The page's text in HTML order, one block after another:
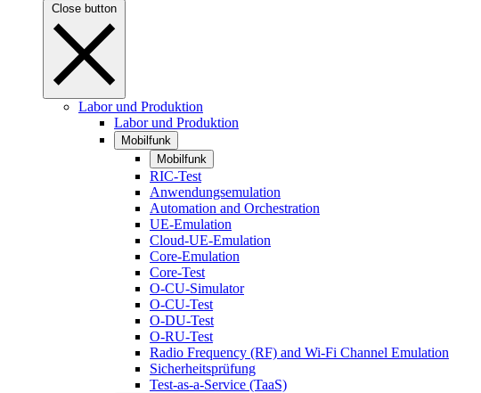
Close button
Labor und Produktion
Labor und Produktion
Mobilfunk
Mobilfunk
RIC-Test
Anwendungsemulation
Automation and Orchestration
UE-Emulation
Cloud-UE-Emulation
Core-Emulation
Core-Test
O-CU-Simulator
O-CU-Test
O-DU-Test
O-RU-Test
Radio Frequency (RF) and Wi-Fi Channel Emulation
Sicherheitsprüfung
Test-as-a-Service (TaaS)